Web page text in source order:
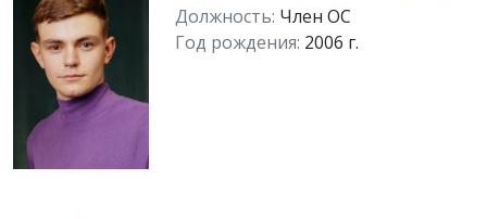
Должность: Член ОС
Год рождения: 2006 г.